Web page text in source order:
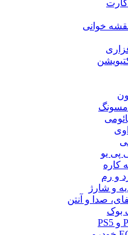
خوانی
پی یو
کاره
و رم
و شارژ
صدا و آنتن
بوک